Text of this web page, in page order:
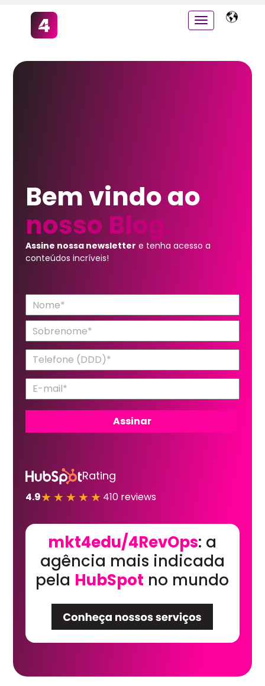
Bem vindo ao
nosso Blog.
Assine nossa newsletter e tenha acesso a
conteúdos incríveis!
Rating
4.9★★★★★ 410 reviews
mkt4edu/4RevOps: a
agência mais indicada
pela HubSpot no mundo